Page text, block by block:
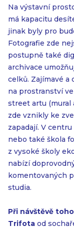
Na výstavní
má kapacitu
jinak byly pro
Fotografie zde
postupně také
archivace
celků. Zajímavé a
na prostranství
street artu (mural
zde vznikly ke
zapadají. V
nebo také škola
z vysoké školy
nabízí
komentovaných
studia.
Při návštěvě
Trifota od